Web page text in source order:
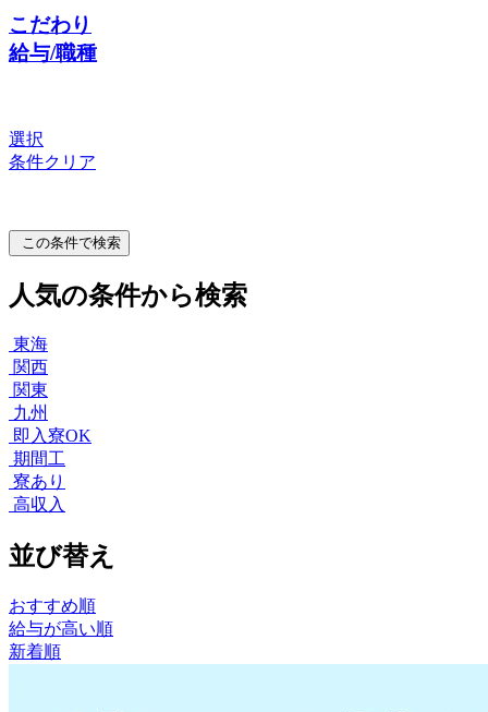
こだわり
給与/職種
選択
条件クリア
この条件で検索
人気の条件から検索
東海
関西
関東
九州
即入寮OK
期間工
寮あり
高収入
並び替え
おすすめ順
給与が高い順
新着順